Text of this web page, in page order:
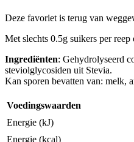
Deze favoriet is terug van
Met slechts 0.5g suikers per
Ingrediënten: Gehydrolyseerd
steviolglycosiden uit Stevia.
Kan sporen bevatten van: melk,
Voedingswaarden
Energie (kJ)
Energie (kcal)